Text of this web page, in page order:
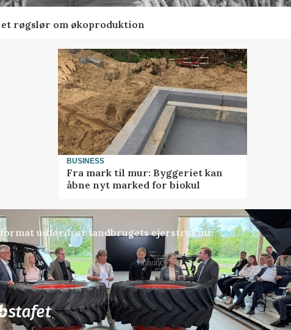
røgslør om økoproduktion
BUSINESS
Fra mark til mur: Byggeriet kan
åbne nyt marked for biokul
udfordrer landbrugets ejerstruktur
Annonce
76ledige stillinger